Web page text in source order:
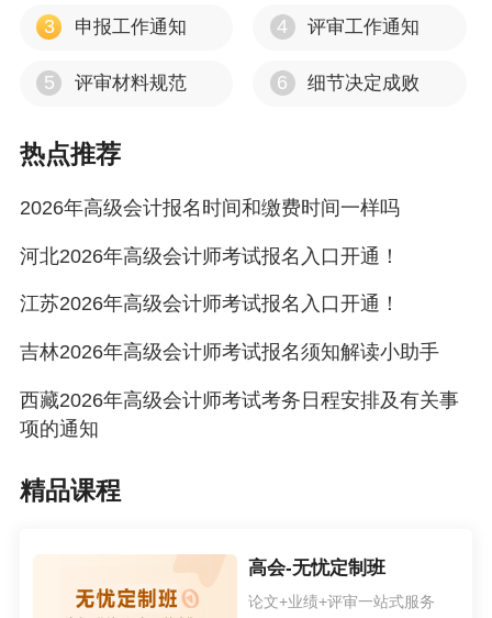
知所述其他学历或学位，是指经国家教育行政部
（2）本通知所述有关会计工作年限，截止日期为
2026年12月31日；在校生利用业余时间勤工助学
不视为正式从事会计工作，相应时间不计入会计
工作年限；外籍人员在境外的会计从业经历，可
计入从事会计工作年限。
（3）本通知所述第二学士学位并非“双学历学
字105号〕的有关规定，在层次上属于大学本科后
教育，与培养研究生一样，同是培养高层次专门
人才的一种途径。一般经过本科毕业后单独二年
和授予学士学位资格者，可授予第二学士学位。
（二）报名时间。2026年1月5日0:00至1月27日1
3 申报工作通知 4 评审工作通知
5 评审材料规范 6 细节决定成败
热点推荐
2026年高级会计报名时间和缴费时间一样吗
河北2026年高级会计师考试报名入口开通！
江苏2026年高级会计师考试报名入口开通！
吉林2026年高级会计师考试报名须知解读小助手
西藏2026年高级会计师考试考务日程安排及有关事
项的通知
精品课程
高会-无忧定制班
论文+业绩+评审一站式服务